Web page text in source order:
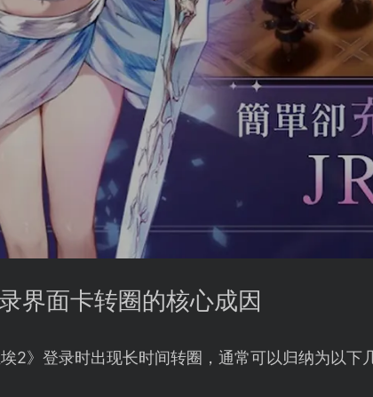
界面卡转圈的核心成因
埃2》登录时出现长时间转圈，通常可以归纳为以下